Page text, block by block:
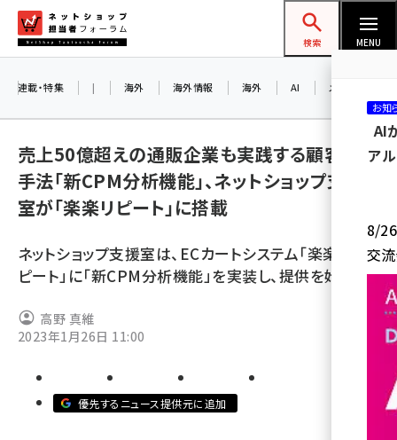
ン
ネットショップ担当者フォーラム
検索 MENU
amazon (2249)
楽天 (1871)
アスクル (1119)
ビィ・フォアード (773)
連載・特集 | 海外 海外情報 海外 AI メタバース
売上50億超えの通販企業も実践する顧客分析
手法「新CPM分析機能」、ネットショップ支援
室が「楽楽リピート」に搭載
ネットショップ支援室は、ECカートシステム「楽楽リ
ピート」に「新CPM分析機能」を実装し、提供を始めた
高野 真維
2023年1月26日 11:00
優先するニュース提供元に追加
お知
AI
ア
8/26
交